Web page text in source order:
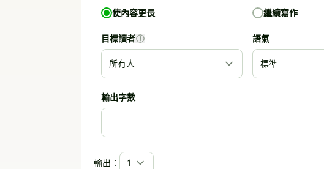
使內容更長
繼續寫作
目標讀者 語氣
輸出字數
輸出語言
輸出：